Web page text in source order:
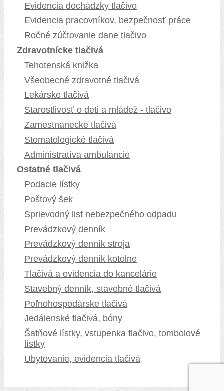
Evidencia dochádzky tlačivo
Evidencia pracovníkov, bezpečnosť práce
Ročné zúčtovanie dane tlačivo
Zdravotnícke tlačivá
Tehotenská knižka
Všeobecné zdravotné tlačivá
Lekárske tlačivá
Starostlivosť o deti a mládež - tlačivo
Zamestnanecké tlačivá
Stomatologické tlačivá
Administratíva ambulancie
Ostatné tlačivá
Podacie lístky
Poštový šek
Sprievodný list nebezpečného odpadu
Prevádzkový denník
Prevádzkový denník stroja
Prevádzkový denník kotolne
Tlačivá a evidencia do kancelárie
Stavebný denník, stavebné tlačivá
Poľnohospodárske tlačivá
Jedálenské tlačivá, bóny
Šatňové lístky, vstupenka tlačivo, tombolové
lístky
Ubytovanie, evidencia tlačivá